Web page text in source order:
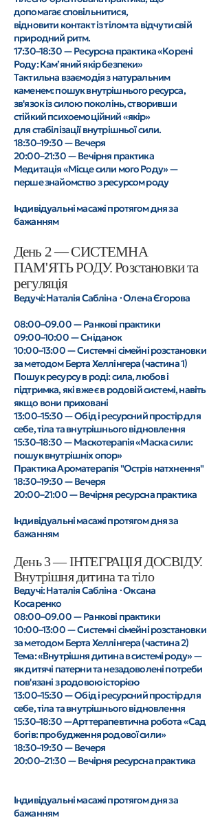
допомагає сповільнитися,
відновити контакт із тілом та відчути свій
природний ритм.
17:30–18:30 — Ресурсна практика «Корені
Роду: Кам’яний якір безпеки»
Тактильна взаємодія з натуральним
каменем: пошук внутрішнього ресурса,
зв'язок із силою поколінь, створивши
стійкий психоемоційний «якір»
для стабілізації внутрішньої сили.
18:30–19:30 — Вечеря
20:00–21:30 — Вечірня практика
Медитація «Місце сили мого Роду» —
перше знайомство з ресурсом роду
Індивідуальні масажі протягом дня за
бажанням
День 2 — СИСТЕМНА
ПАМ'ЯТЬ РОДУ. Розстановки та
регуляція
Ведучі: Наталія Сабліна · Олена Єгорова
08:00–09.00 — Ранкові практики
09:00–10:00 — Сніданок
10:00–13:00 — Системні сімейні розстановки
за методом Берта Хеллінгера (частина 1)
Пошук ресурсу в роді: сила, любов і
підтримка, які вже є в родовій системі, навіть
якщо вони приховані
13:00–15:30 — Обід і ресурсний простір для
себе, тіла та внутрішнього відновлення
15:30–18:30 — Маскотерапія «Маска сили:
пошук внутрішніх опор»
Практика Ароматерапія "Острів натхнення"
18:30–19:30 — Вечеря
20:00–21:00 — Вечірня ресурсна практика
Індивідуальні масажі протягом дня за
бажанням
День 3 — ІНТЕГРАЦІЯ ДОСВІДУ.
Внутрішня дитина та тіло
Ведучі: Наталія Сабліна · Оксана
Косаренко
08:00–09.00 — Ранкові практики
10:00–13:00 — Системні сімейні розстановки
за методом Берта Хеллінгера (частина 2)
Тема: «Внутрішня дитина в системі роду» —
як дитячі патерни та незадоволені потреби
пов'язані з родовою історією
13:00–15:30 — Обід і ресурсний простір для
себе, тіла та внутрішнього відновлення
15:30–18:30 —Арттерапевтична робота «Сад
богів: пробудження родової сили»
18:30–19:30 — Вечеря
20:00–21:30 — Вечірня ресурсна практика
Індивідуальні масажі протягом дня за
бажанням